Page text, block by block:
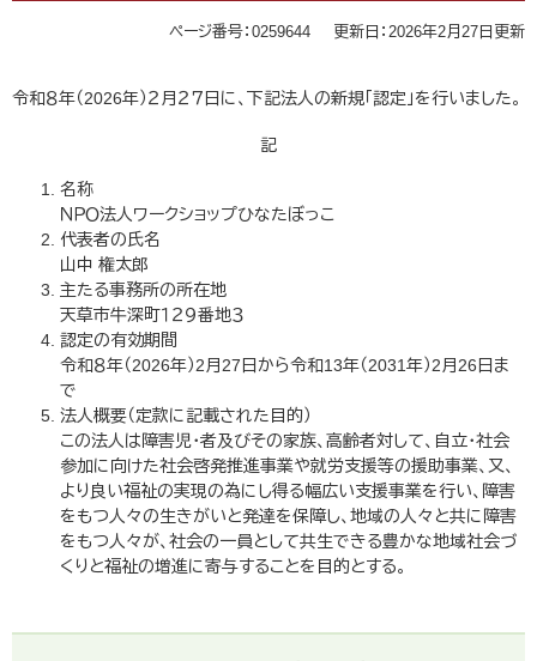
ページ番号：0259644 更新日：2026年2月27日更新
令和８年（2026年）２月２７日に、下記法人の新規「認定」を行いました。
記
名称
ＮＰＯ法人ワークショップひなたぼっこ
代表者の氏名
山中 権太郎
主たる事務所の所在地
天草市牛深町１２９番地３
認定の有効期間
令和８年（2026年）2月27日から令和13年（2031年）2月26日ま
で
法人概要（定款に記載された目的）
この法人は障害児・者及びその家族、高齢者対して、自立・社会
参加に向けた社会啓発推進事業や就労支援等の援助事業、又、
より良い福祉の実現の為にし得る幅広い支援事業を行い、障害
をもつ人々の生きがいと発達を保障し、地域の人々と共に障害
をもつ人々が、社会の一員として共生できる豊かな地域社会づ
くりと福祉の増進に寄与することを目的とする。